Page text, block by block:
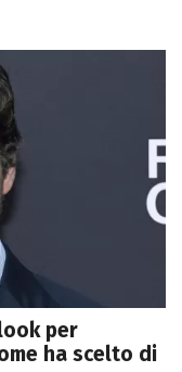
per
ha scelto di